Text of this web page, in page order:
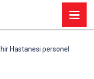
Hastanesi personel